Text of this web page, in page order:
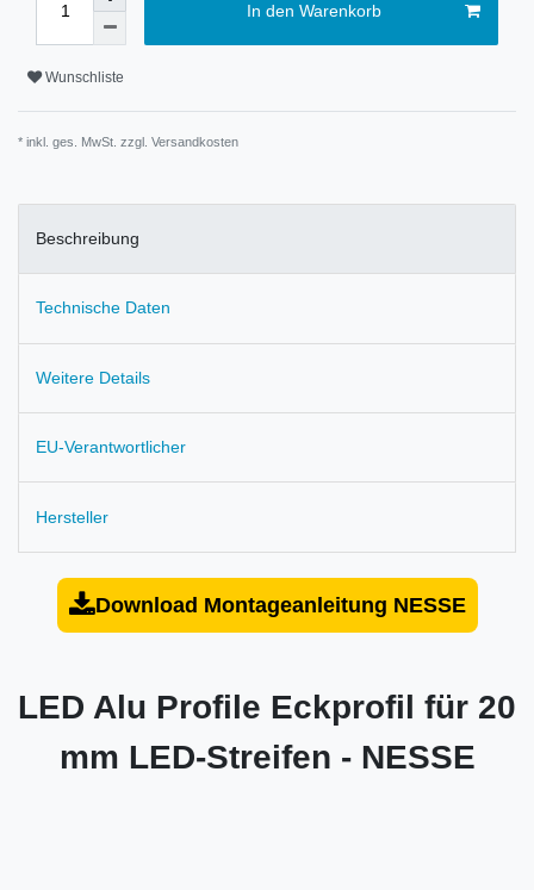
In den Warenkorb
Wunschliste
* inkl. ges. MwSt. zzgl. Versandkosten
Beschreibung
Technische Daten
Weitere Details
EU-Verantwortlicher
Hersteller
Download Montageanleitung NESSE
LED Alu Profile Eckprofil für 20
mm LED-Streifen - NESSE